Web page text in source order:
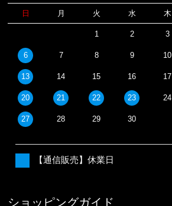
日 月 火 水 木
1 2 3
6 7 8 9 10
13 14 15 16 17
20 21 22 23 24
27 28 29 30
【通信販売】休業日
ショッピングガイド